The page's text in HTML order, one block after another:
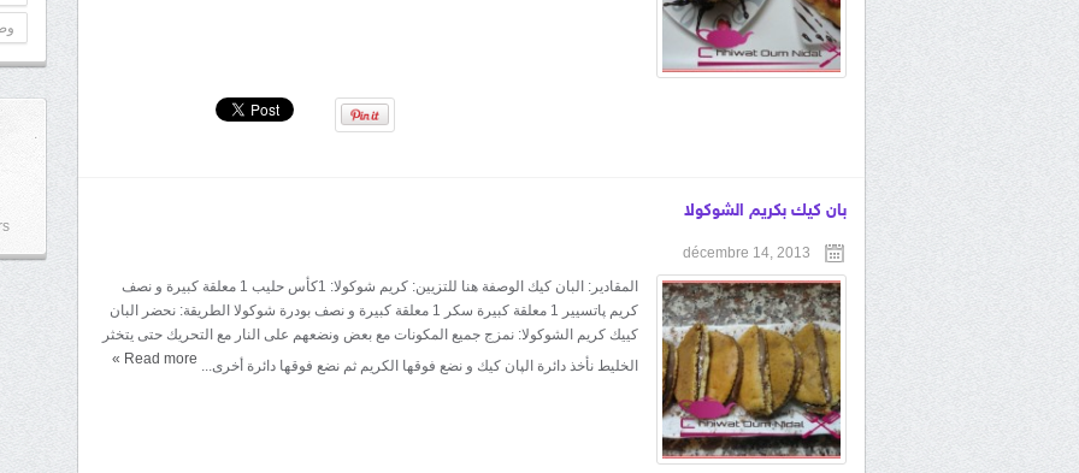
بان كيك بكريم الشوكولا
décembre 14, 2013
المقادير: البان كيك الوصفة هنا للتزيين: كريم شوكولا: 1كأس حليب 1 معلقة كبيرة و نصف
كريم پاتسيير 1 معلقة كبيرة سكر 1 معلقة كبيرة و نصف بودرة شوكولا الطريقة: نحضر البان
كييك كريم الشوكولا: نمزج جميع المكونات مع بعض ونضعهم على النار مع التحريك حتى يتخثر
الخليط نأخذ دائرة الپان كيك و نضع فوقها الكريم ثم نضع فوقها دائرة أخرى... Read more
»